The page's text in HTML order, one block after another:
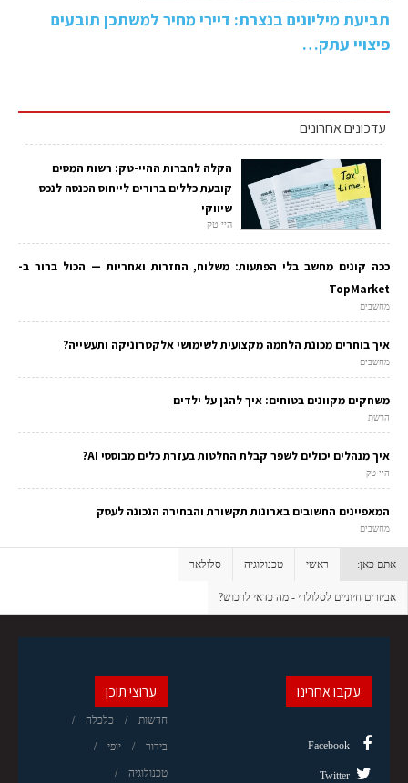
תביעת מיליונים בנצרת: דיירי מחיר למשתכן תובעים
פיצויי עתק…
עדכונים אחרונים
הקלה לחברות ההיי-טק: רשות המסים
קובעת כללים ברורים לייחוס הכנסה לנכס
שיווקי
היי טק
ככה קונים מחשב בלי הפתעות: משלוח, החזרות ואחריות — הכול ברור ב-
TopMarket
מחשבים
איך בוחרים מכונת הלחמה מקצועית לשימושי אלקטרוניקה ותעשייה?
מחשבים
משחקים מקוונים בטוחים: איך להגן על ילדים
הרשת
איך מנהלים יכולים לשפר קבלת החלטות בעזרת כלים מבוססי AI?
היי טק
המאפיינים החשובים בארונות תקשורת והבחירה הנכונה לעסק
מחשבים
אתם כאן: ראשי טכנולוגיה סלולאר
אביזרים חיוניים לסלולרי - מה כדאי לרכוש?
ערוצי תוכן
חדשות כלכלה
בידור יופי
טכנולוגיה
עקבו אחרינו
Facebook
Twitter